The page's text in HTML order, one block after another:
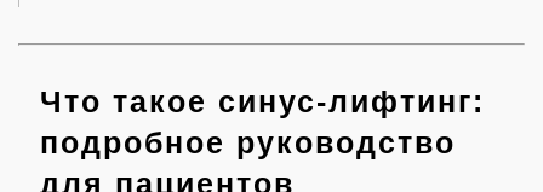
Что такое синус-лифтинг:
подробное руководство
для пациентов